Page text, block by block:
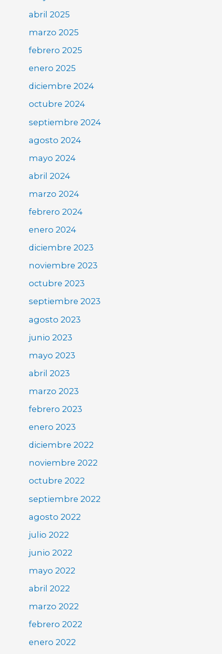
abril 2025
marzo 2025
febrero 2025
enero 2025
diciembre 2024
octubre 2024
septiembre 2024
agosto 2024
mayo 2024
abril 2024
marzo 2024
febrero 2024
enero 2024
diciembre 2023
noviembre 2023
octubre 2023
septiembre 2023
agosto 2023
junio 2023
mayo 2023
abril 2023
marzo 2023
febrero 2023
enero 2023
diciembre 2022
noviembre 2022
octubre 2022
septiembre 2022
agosto 2022
julio 2022
junio 2022
mayo 2022
abril 2022
marzo 2022
febrero 2022
enero 2022